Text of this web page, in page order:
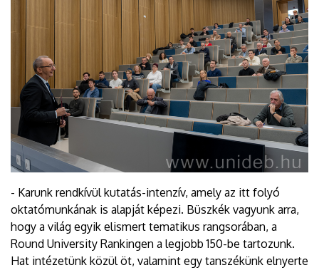
- Karunk rendkívül kutatás-intenzív, amely az itt folyó
oktatómunkának is alapját képezi. Büszkék vagyunk arra,
hogy a világ egyik elismert tematikus rangsorában, a
Round University Rankingen a legjobb 150-be tartozunk.
Hat intézetünk közül öt, valamint egy tanszékünk elnyerte